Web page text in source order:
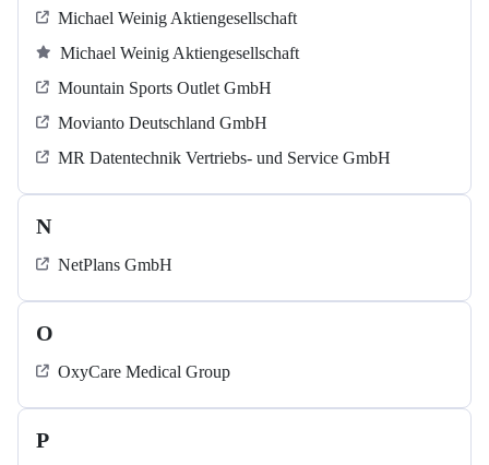
Michael Weinig Aktiengesellschaft
Michael Weinig Aktiengesellschaft
Mountain Sports Outlet GmbH
Movianto Deutschland GmbH
MR Datentechnik Vertriebs- und Service GmbH
N
NetPlans GmbH
O
OxyCare Medical Group
P